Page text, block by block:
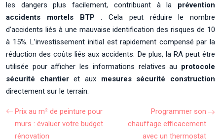
les dangers plus facilement, contribuant à la prévention
accidents mortels BTP. Cela peut réduire le nombre
d’accidents liés à une mauvaise identification des risques de 10
à 15%. L’investissement initial est rapidement compensé par la
réduction des coûts liés aux accidents. De plus, la RA peut être
utilisée pour afficher les informations relatives au protocole
sécurité chantieret aux mesures sécurité construction
directement sur le terrain.
Prix au m² de peinture pour
murs : évaluer votre budget
rénovation
Programmer son
chauffage efficacement
avec un thermostat